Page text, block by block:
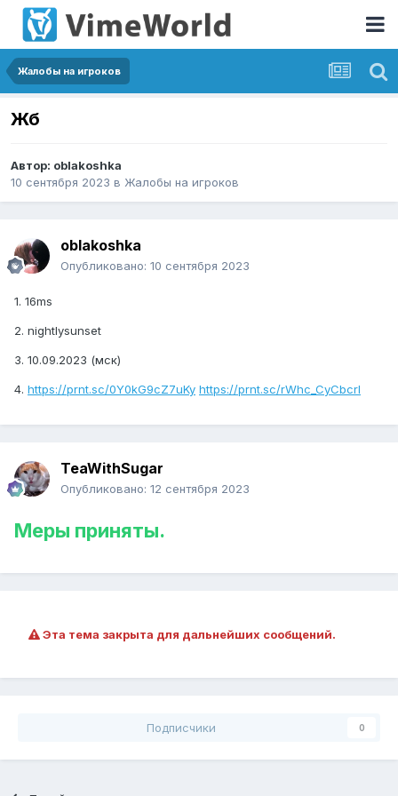
Жалобы на игроков
Жб
Автор: oblakoshka
10 сентября 2023 в Жалобы на игроков
oblakoshka
Опубликовано: 10 сентября 2023
1. 16ms
2. nightlysunset
3. 10.09.2023 (мск)
4. https://prnt.sc/0Y0kG9cZ7uKy https://prnt.sc/rWhc_CyCbcrl
TeaWithSugar
Опубликовано: 12 сентября 2023
Меры приняты.
Эта тема закрыта для дальнейших сообщений.
Подписчики 0